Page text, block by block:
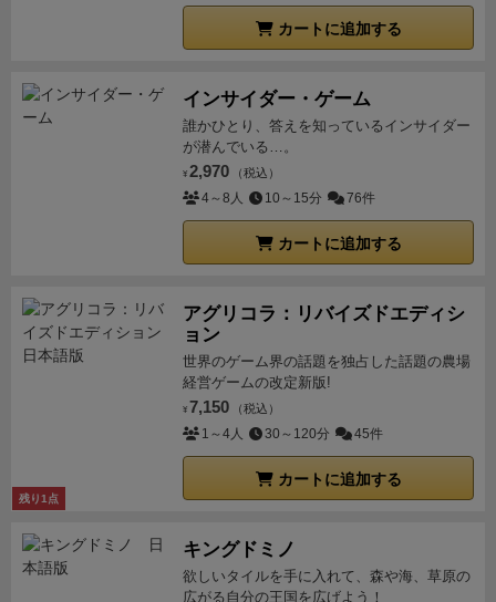
進めることができます。
・（ヒートの支払い）ま
ずコストとしてエンジンからヒートカードを1枚ゴミ
支払うと言っています。支払うと言っても手札から減
るのではありません。ゴミ箱に入ったヒートカードは
いずれ山札になり，手札に入って来ます。手札の中に
無意味なカードが増えるわけで，支払うと言うよりは
いるわけです。ヒートは無理な運転をして車が熱くな
っているイメージです。・そのあと，山札からスピ
車を進めます。ストレスカードの場合と同様です。め
ードの１速から４速のすべてに赤い炎のようなヒート
カードのアイコンがついているのはブーストができる
ということを表しています。 ■14 アドレナリン（注
３）。最後の手番のプレイヤーは速度ボーナス・こ
のラウンドで手番順が最後のプレイヤー（車が５台以
スピード１を加えることができます。
レナリンと呼びます。 ■15 ステップ６：スリップス
りとシフトダウンしてスピードをコントロールする必
要がある。これが非常に悩ましく面白い！【レース中
トレスカードが含まれており、ドライバーの集中力が
すり減っていくことを表現しているらしい。このスト
レスカードを出した場合、ドローデッキの一番上のカ
ードをプレイしてそれがスピード値となる。集中力が
要素で、これがコーナーで起こるとスピード超過です
ぐにスピンしてしまう。ストレスカードは捨て札にす
掛けとなっているのだが、ヒートカードと合わせて手
札を圧迫してくるため、直線などの安全な場所でうま
くストレスを発散しておきたい。
ルがドライバーの腕の見せ所だ。
ネジメントが面白い！】コーナーや２段階シフトなど
少し無理をして支払ったヒートカードは、プレイヤー
のドローデッキに追加されて後の手札にお邪魔カード
再現しており、熱くなりすぎるとオーバーヒートして
レースカーを上手くコントロール出来ないイメージ
ようだが、ブーストが「対応」と訳されていたり、天
気の拡張ルールが何回やっても「晴れ」になったりす
普通のボードゲームなら全くやらないソロプレイもや
ってみたが、NPCはブーストもスリップストリームも
しないので、なんだかなぁといった感じ。
が、まだベータ版って感じがするので、評価６として
カートに追加する
インサイダー・ゲーム
誰かひとり、答えを知っているインサイダー
が潜んでいる…。
¥ 2,970 （税込）
4～8人 10～15分 76件
カートに追加する
残り1点
アグリコラ：リバイズドエディシ
ョン
世界のゲーム界の話題を独占した話題の農場
経営ゲームの改定新版!
¥ 7,150 （税込）
1～4人 30～120分 45件
カートに追加する
キングドミノ
欲しいタイルを手に入れて、森や海、草原の
広がる自分の王国を広げよう！